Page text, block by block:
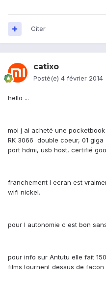
Citer
catixo
Posté(e) 4 février 2014
hello ...
moi j ai acheté une
RK 3066 double coeur, 01
port hdmi, usb host, certifié
franchement l ecran est
wifi nickel.
pour l autonomie c est bon
pour info sur Antutu elle fait
films tournent dessus de facon